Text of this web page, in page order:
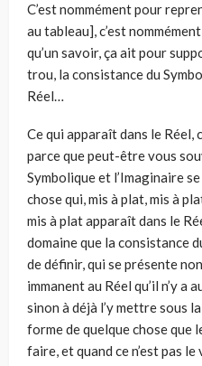
C’est nommément pour
au tableau], c’est
qu’un savoir, ça ait pour
trou, la consistance du
Réel…
Ce qui apparaît dans le Réel,
parce que peut-être vous
Symbolique et l’Imaginaire
chose qui, mis à plat, mis à
mis à plat apparaît dans le
domaine que la consistance
de définir, qui se présente
immanent au Réel qu’il n’y a
sinon à déjà l’y mettre sous
forme de quelque chose que
faire, et quand ce n’est pas